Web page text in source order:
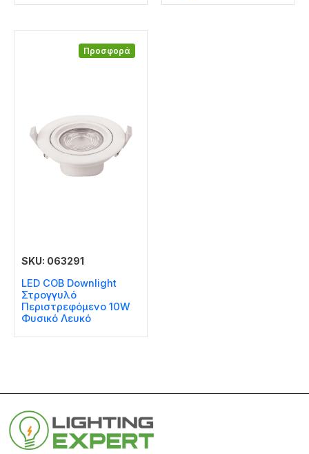
Προσφορά
SKU: 063291
LED COB Downlight
Στρογγυλό
Περιστρεφόμενο 10W
Φυσικό Λευκό